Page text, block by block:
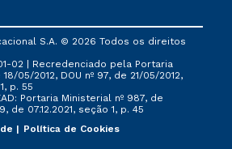
programas governamentais, e
nenhuma outra campanha
S.A. © 2026 Todos os direitos
02 | Recredenciado pela Portaria
05/2012, DOU nº 97, de 21/05/2012,
p. 55
Portaria Ministerial nº 987, de
de 07.12.2021, seção 1, p. 45
Política de Cookies